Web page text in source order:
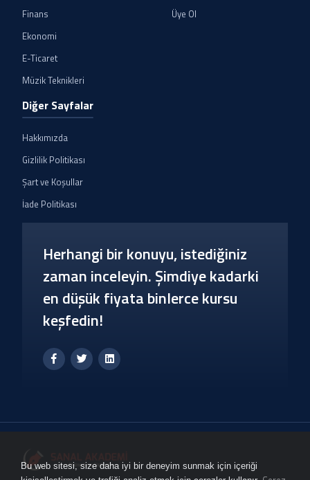
Bu web sitesi, size daha iyi bir deneyim sunmak için içeriği
Finans
Ekonomi
E-Ticaret
Müzik Teknikleri
Üye Ol
Diğer Sayfalar
Hakkımızda
Gizlilik Politikası
Şart ve Koşullar
İade Politikası
Herhangi bir konuyu, istediğiniz
zaman inceleyin. Şimdiye kadarki
en düşük fiyata binlerce kursu
keşfedin!